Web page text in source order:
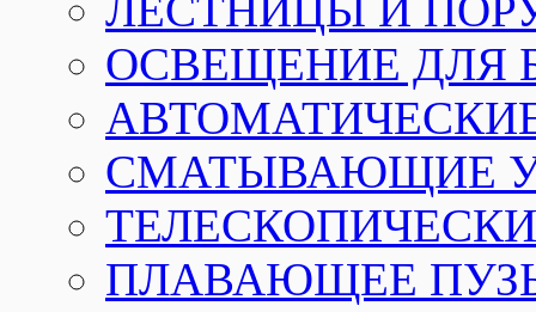
ОСВЕЩЕНИЕ ДЛЯ
СМАТЫВАЮЩИЕ
ПЛАВАЮЩЕЕ